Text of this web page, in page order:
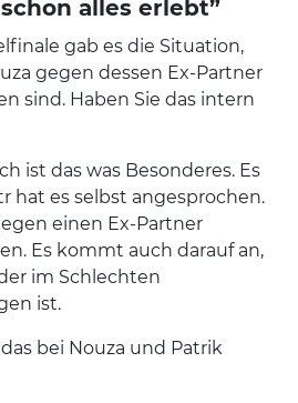
alles erlebt”
gab es die Situation,
gegen dessen Ex-Partner
sind. Haben Sie das intern
ist das was Besonderes. Es
hat es selbst angesprochen.
einen Ex-Partner
Es kommt auch darauf an,
im Schlechten
ist.
bei Nouza und Patrik